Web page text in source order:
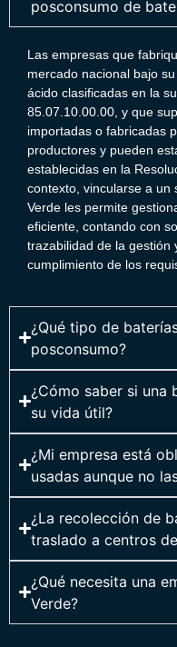
posconsumo de
Las empresas que
mercado nacional bajo
ácido clasificadas en la
85.07.10.00.00, y que
importadas o fabricadas
productores y pueden
establecidas en la
contexto, vincularse a un
Verde les permite
eficiente, contando con
trazabilidad de la gestión
cumplimiento de los
¿Qué tipo de
posconsumo?
¿Cómo saber si una
su vida útil?
¿Mi empresa está
usadas aunque no
¿La recolección de
traslado a centros
¿Qué necesita una
Verde?